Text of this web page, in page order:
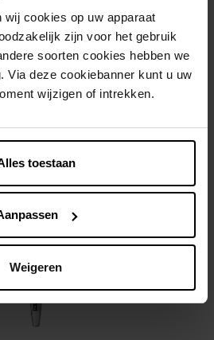
wij cookies op uw apparaat
zijn voor het gebruik
soorten cookies hebben we
Via deze cookiebanner kunt u uw
wijzigen of intrekken.
toestaan
Weigeren